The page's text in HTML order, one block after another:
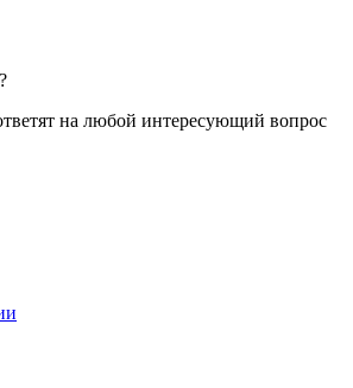
на любой интересующий вопрос